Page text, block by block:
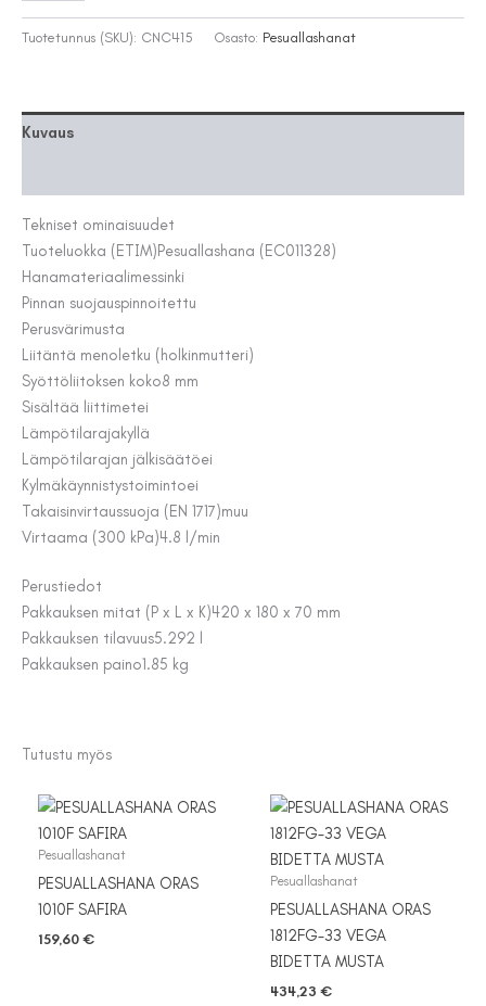
BLACK
Tuotetunnus (SKU): CNC415 Osasto: Pesuallashanat
Kuvaus
Tekniset ominaisuudet
Tuoteluokka (ETIM)Pesuallashana (EC011328)
Hanamateriaalimessinki
Pinnan suojauspinnoitettu
Perusvärimusta
Liitäntä menoletku (holkinmutteri)
Syöttöliitoksen koko8 mm
Sisältää liittimetei
Lämpötilarajakyllä
Lämpötilarajan jälkisäätöei
Kylmäkäynnistystoimintoei
Takaisinvirtaussuoja (EN 1717)muu
Virtaama (300 kPa)4.8 l/min
Perustiedot
Pakkauksen mitat (P x L x K)420 x 180 x 70 mm
Pakkauksen tilavuus5.292 l
Pakkauksen paino1.85 kg
Tutustu myös
Pesuallashanat
PESUALLASHANA ORAS
1010F SAFIRA
159,60 €
Pesuallashanat
PESUALLASHANA ORAS
1812FG-33 VEGA
BIDETTA MUSTA
434,23 €